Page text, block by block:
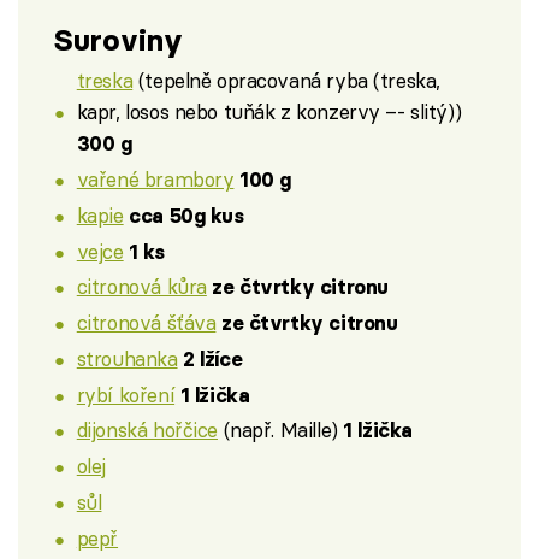
Suroviny
treska(tepelně opracovaná ryba (treska,
kapr, losos nebo tuňák z konzervy –- slitý))
300 g
vařené brambory 100 g
kapie cca 50g kus
vejce 1 ks
citronová kůra ze čtvrtky citronu
citronová šťáva ze čtvrtky citronu
strouhanka 2 lžíce
rybí koření 1 lžička
dijonská hořčice (např. Maille) 1 lžička
olej
sůl
pepř